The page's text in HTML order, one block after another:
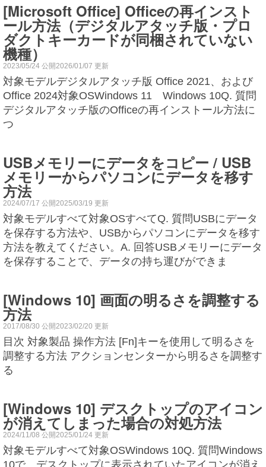
[Microsoft Office] Officeの再インスト
ール方法（デジタルアタッチ版・プロ
ダクトキーカードが同梱されていない
機種）
2023/05/24 公開2026/01/07 更新
対象モデルデジタルアタッチ版 Office 2021、および
Office 2024対象OSWindows 11 Windows 10Q. 質問
デジタルアタッチ版のOfficeの再インストール方法に
つ
USBメモリーにデータをコピー / USB
メモリーからパソコンにデータを移す
方法
2024/07/17 公開2025/03/19 更新
対象モデルすべて対象OSすべてQ. 質問USBにデータ
を保存する方法や、USBからパソコンにデータを移す
方法を教えてください。A. 回答USBメモリーにデータ
を保存することで、データの持ち運びができま
[Windows 10] 画面の明るさを調整する
方法
2017/08/30 公開2023/02/20 更新
目次 対象製品 操作方法 [Fn]キーを使用して明るさを
調整する方法 アクションセンターから明るさを調整す
る
[Windows 10] デスクトップのアイコン
が消えてしまった場合の対処方法
2024/11/08 公開2025/01/24 更新
対象モデルすべて対象OSWindows 10Q. 質問Windows
10で、デスクトップに表示されていたアイコンが消え